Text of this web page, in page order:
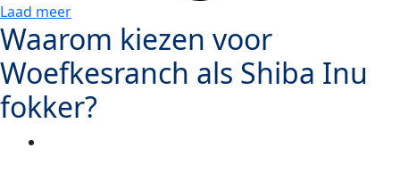
Laad meer
Waarom kiezen voor
Woefkesranch als Shiba Inu
fokker?